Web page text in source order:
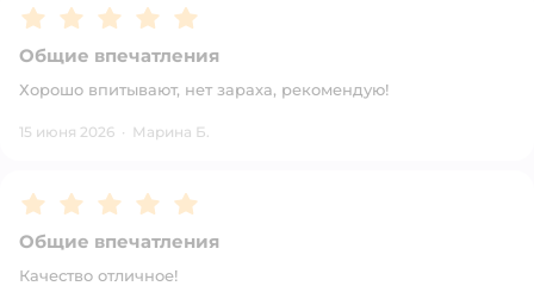
Рейтинг:5
Общие впечатления
Хорошо впитывают, нет зараха, рекомендую!
15 июня 2026 · Марина Б.
Рейтинг:5
Общие впечатления
Качество отличное!